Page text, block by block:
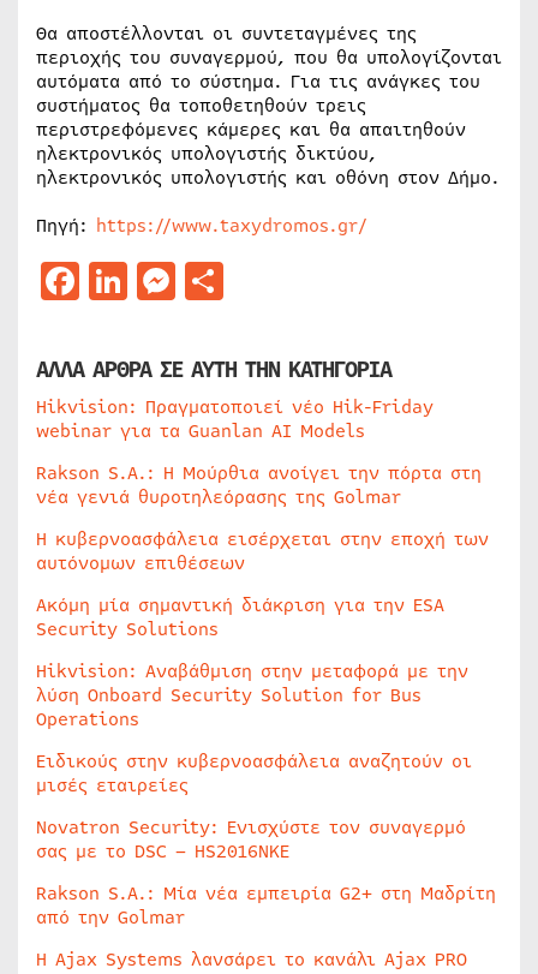
Θα αποστέλλονται οι συντεταγμένες της
περιοχής του συναγερμού, που θα υπολογίζονται
αυτόματα από το σύστημα. Για τις ανάγκες του
συστήματος θα τοποθετηθούν τρεις
περιστρεφόμενες κάμερες και θα απαιτηθούν
ηλεκτρονικός υπολογιστής δικτύου,
ηλεκτρονικός υπολογιστής και οθόνη στον Δήμο.
Πηγή: https://www.taxydromos.gr/
Facebook
LinkedIn
Messenger
ΑΛΛΑ ΑΡΘΡΑ ΣΕ ΑΥΤΗ ΤΗΝ ΚΑΤΗΓΟΡΙΑ
Hikvision: Πραγματοποιεί νέο Hik-Friday
webinar για τα Guanlan AI Models
Rakson S.A.: Η Μούρθια ανοίγει την πόρτα στη
νέα γενιά θυροτηλεόρασης της Golmar
Η κυβερνοασφάλεια εισέρχεται στην εποχή των
αυτόνομων επιθέσεων
Ακόμη μία σημαντική διάκριση για την ESA
Security Solutions
Hikvision: Αναβάθμιση στην μεταφορά με την
λύση Onboard Security Solution for Bus
Operations
Ειδικούς στην κυβερνοασφάλεια αναζητούν οι
μισές εταιρείες
Novatron Security: Ενισχύστε τον συναγερμό
σας με το DSC – HS2016NKE
Rakson S.A.: Μία νέα εμπειρία G2+ στη Μαδρίτη
από την Golmar
Η Ajax Systems λανσάρει το κανάλι Ajax PRO